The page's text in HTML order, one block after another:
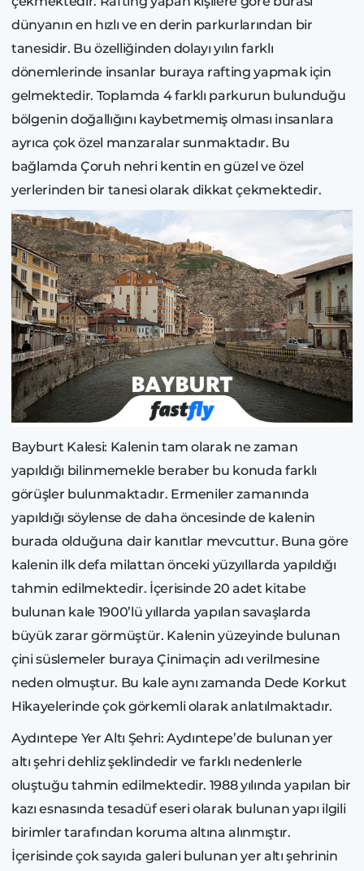
dünyanın en hızlı ve en derin parkurlarından bir
tanesidir. Bu özelliğinden dolayı yılın farklı
dönemlerinde insanlar buraya rafting yapmak için
gelmektedir. Toplamda 4 farklı parkurun bulunduğu
bölgenin doğallığını kaybetmemiş olması insanlara
ayrıca çok özel manzaralar sunmaktadır. Bu
bağlamda Çoruh nehri kentin en güzel ve özel
yerlerinden bir tanesi olarak dikkat çekmektedir.
Bayburt Kalesi: Kalenin tam olarak ne zaman
yapıldığı bilinmemekle beraber bu konuda farklı
görüşler bulunmaktadır. Ermeniler zamanında
yapıldığı söylense de daha öncesinde de kalenin
burada olduğuna dair kanıtlar mevcuttur. Buna göre
kalenin ilk defa milattan önceki yüzyıllarda yapıldığı
tahmin edilmektedir. İçerisinde 20 adet kitabe
bulunan kale 1900’lü yıllarda yapılan savaşlarda
büyük zarar görmüştür. Kalenin yüzeyinde bulunan
çini süslemeler buraya Çinimaçin adı verilmesine
neden olmuştur. Bu kale aynı zamanda Dede Korkut
Hikayelerinde çok görkemli olarak anlatılmaktadır.
Aydıntepe Yer Altı Şehri: Aydıntepe’de bulunan yer
altı şehri dehliz şeklindedir ve farklı nedenlerle
oluştuğu tahmin edilmektedir. 1988 yılında yapılan bir
kazı esnasında tesadüf eseri olarak bulunan yapı ilgili
birimler tarafından koruma altına alınmıştır.
İçerisinde çok sayıda galeri bulunan yer altı şehrinin